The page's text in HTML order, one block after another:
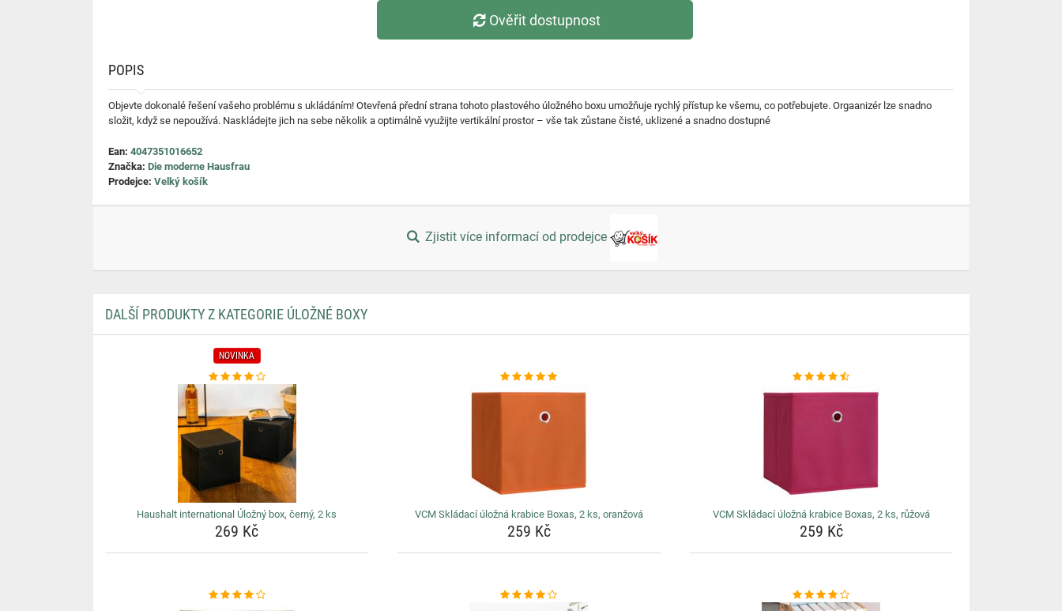
Ověřit dostupnost
POPIS
Objevte dokonalé řešení vašeho problému s ukládáním! Otevřená přední strana tohoto plastového úložného boxu umožňuje rychlý přístup ke všemu, co potřebujete. Orgaanizér lze snadno
složit, když se nepoužívá. Naskládejte jich na sebe několik a optimálně využijte vertikální prostor – vše tak zůstane čisté, uklizené a snadno dostupné
Ean: 4047351016652
Značka: Die moderne Hausfrau
Prodejce: Velký košík
Zjistit více informací od prodejce
DALŠÍ PRODUKTY Z KATEGORIE ÚLOŽNÉ BOXY
NOVINKA
Haushalt international Úložný box, černý, 2 ks
269 Kč
VCM Skládací úložná krabice Boxas, 2 ks, oranžová
259 Kč
VCM Skládací úložná krabice Boxas, 2 ks, růžová
259 Kč